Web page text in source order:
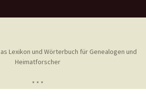
Lexikon und Wörterbuch für Genealogen und
Heimatforscher
* * *